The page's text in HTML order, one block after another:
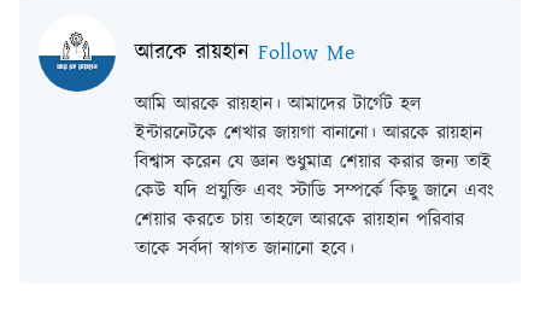
আরকে রায়হান Follow Me
আমি আরকে রায়হান। আমাদের টার্গেট হল
ইন্টারনেটকে শেখার জায়গা বানানো। আরকে রায়হান
বিশ্বাস করেন যে জ্ঞান শুধুমাত্র শেয়ার করার জন্য তাই
কেউ যদি প্রযুক্তি এবং স্টাডি সম্পর্কে কিছু জানে এবং
শেয়ার করতে চায় তাহলে আরকে রায়হান পরিবার
তাকে সর্বদা স্বাগত জানানো হবে।